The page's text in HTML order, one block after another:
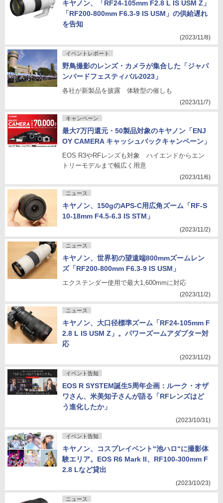
キヤノン、「RF24-105mm F2.8 L IS USM Z」
「RF200-800mm F6.3-9 IS USM」の供給遅れ
を告知
(2023/11/8)
イベントレポート
野鳥撮影のレンズ・カメラが集合した「ジャパ
ンバードフェスティバル2023」
各社が新製品を披露 体験型の催しも
(2023/11/7)
キャンペーン
最大7万円還元・50製品対象のキヤノン「ENJ
OY CAMERA キャッシュバックキャンペーン」
EOS R3やRFレンズも対象 ハイエンドからエン
トリーモデルまで幅広く用意
(2023/11/6)
ニュース
キヤノン、150gのAPS-C用広角ズーム「RF-S
10-18mm F4.5-6.3 IS STM」
(2023/11/2)
ニュース
キヤノン、世界初の望遠端800mmズームレン
ズ「RF200-800mm F6.3-9 IS USM」
エクステンダー使用で最大1,600mmに対応
(2023/11/2)
ニュース
キヤノン、大口径標準ズーム「RF24-105mm F
2.8 L IS USM Z」。パワーズームアダプター対
応
(2023/11/2)
イベント告知
EOS R SYSTEM誕生5周年企画：ルーク・オザ
ワさん、米美知子さんが語る「RFレンズはど
う進化したか」
(2023/10/31)
イベント告知
キヤノン、コスプレイベント“池ハロ“に撮影体
験エリア。EOS R6 Mark II、RF100-300mm F
2.8 Lなど貸出
(2023/10/23)
ニュース